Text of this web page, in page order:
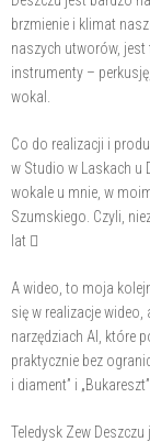
brzmienie i klimat
naszych utworów, jest
instrumenty –
wokal.
Co do realizacji i
w Studio w Laskach u
wokale u mnie, w
Szumskiego. Czyli,
lat 
A wideo, to moja
się w realizacje
narzędziach AI, które
praktycznie bez
i diament” i
Teledysk Zew